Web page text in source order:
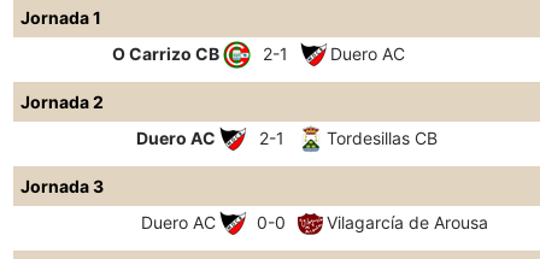
Jornada 1
O Carrizo CB
2-1 Duero AC
Jornada 2
Duero AC
2-1 Tordesillas CB
Jornada 3
Duero AC
0-0 Vilagarcía de Arousa